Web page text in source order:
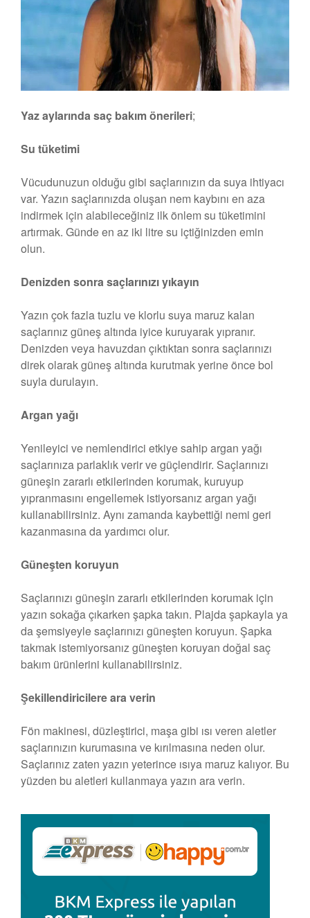
Yaz aylarında saç bakım önerileri;
Su tüketimi
Vücudunuzun olduğu gibi saçlarınızın da suya ihtiyacı
var. Yazın saçlarınızda oluşan nem kaybını en aza
indirmek için alabileceğiniz ilk önlem su tüketimini
artırmak. Günde en az iki litre su içtiğinizden emin
olun.
Denizden sonra saçlarınızı yıkayın
Yazın çok fazla tuzlu ve klorlu suya maruz kalan
saçlarınız güneş altında iyice kuruyarak yıpranır.
Denizden veya havuzdan çıktıktan sonra saçlarınızı
direk olarak güneş altında kurutmak yerine önce bol
suyla durulayın.
Argan yağı
Yenileyici ve nemlendirici etkiye sahip argan yağı
saçlarınıza parlaklık verir ve güçlendirir. Saçlarınızı
güneşin zararlı etkilerinden korumak, kuruyup
yıpranmasını engellemek istiyorsanız argan yağı
kullanabilirsiniz. Aynı zamanda kaybettiği nemi geri
kazanmasına da yardımcı olur.
Güneşten koruyun
Saçlarınızı güneşin zararlı etkilerinden korumak için
yazın sokağa çıkarken şapka takın. Plajda şapkayla ya
da şemsiyeyle saçlarınızı güneşten koruyun. Şapka
takmak istemiyorsanız güneşten koruyan doğal saç
bakım ürünlerini kullanabilirsiniz.
Şekillendiricilere ara verin
Fön makinesi, düzleştirici, maşa gibi ısı veren aletler
saçlarınızın kurumasına ve kırılmasına neden olur.
Saçlarınız zaten yazın yeterince ısıya maruz kalıyor. Bu
yüzden bu aletleri kullanmaya yazın ara verin.